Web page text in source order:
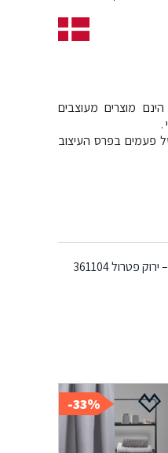
מוצרי ZONE DENMARK הינם מוצרים מעוצבים
.
פעמים בפרס העיצוב
33%-